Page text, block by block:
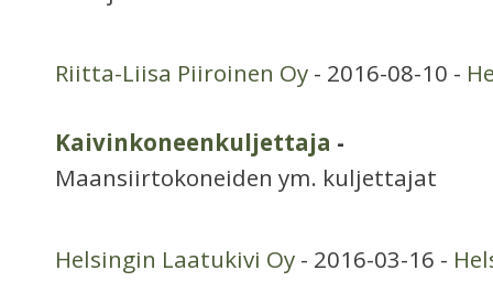
Riitta-Liisa Piiroinen Oy - 2016-08-10 -
Kaivinkoneenkuljettaja -
Maansiirtokoneiden ym. kuljettajat
Helsingin Laatukivi Oy - 2016-03-16 -